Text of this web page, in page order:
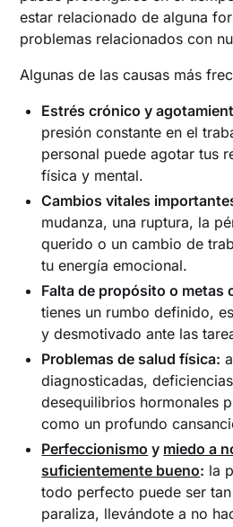
estar relacionado de alguna
problemas relacionados con
Algunas de las causas más
Estrés crónico y
presión constante en el
personal puede agotar tus
física y mental.
Cambios vitales
mudanza, una ruptura, la
querido o un cambio de
tu energía emocional.
Falta de propósito o metas
tienes un rumbo definido,
y desmotivado ante las
Problemas de salud física:
diagnosticadas,
desequilibrios hormonales
como un profundo
Perfeccionismo y miedo a
suficientemente bueno: la
todo perfecto puede ser
paraliza, llevándote a no